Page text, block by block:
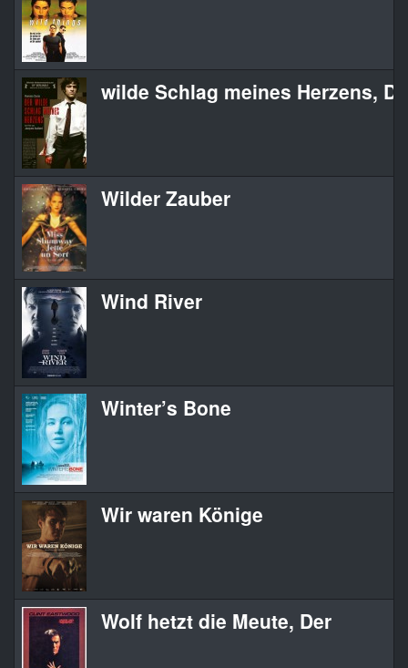
wilde Schlag meines Herzens,
Wilder Zauber
Wind River
Winter’s Bone
Wir waren Könige
Wolf hetzt die Meute, Der